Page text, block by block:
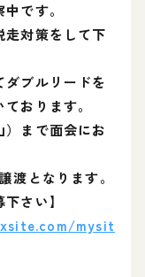
です。
走対策をして下
ブルリードを
おります。
まで面会にお
渡となります。
さい】
mysit